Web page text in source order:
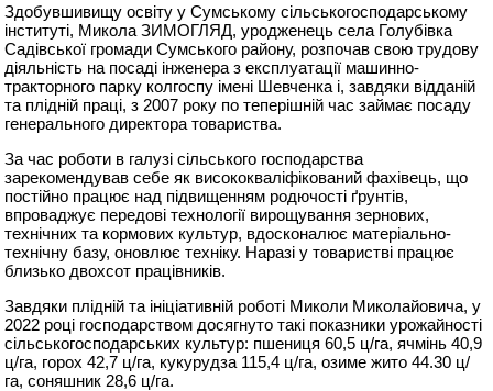
Здобувшивищу освіту у Сумському сільськогосподарському
інституті, Микола ЗИМОГЛЯД, уродженець села Голубівка
Садівської громади Сумського району, розпочав свою трудову
діяльність на посаді інженера з експлуатації машинно-
тракторного парку колгоспу імені Шевченка і, завдяки відданій
та плідній праці, з 2007 року по теперішній час займає посаду
генерального директора товариства.
За час роботи в галузі сільського господарства
зарекомендував себе як висококваліфікований фахівець, що
постійно працює над підвищенням родючості ґрунтів,
впроваджує передові технології вирощування зернових,
технічних та кормових культур, вдосконалює матеріально-
технічну базу, оновлює техніку. Наразі у товаристві працює
близько двохсот працівників.
Завдяки плідній та ініціативній роботі Миколи Миколайовича, у
2022 році господарством досягнуто такі показники урожайності
сільськогосподарських культур: пшениця 60,5 ц/га, ячмінь 40,9
ц/га, горох 42,7 ц/га, кукурудза 115,4 ц/га, озиме жито 44.30 ц/
га, соняшник 28,6 ц/га.